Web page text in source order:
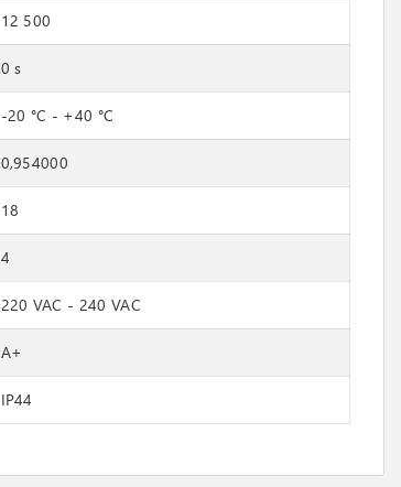
12 500
0 s
-20 °C - +40 °C
0,954000
18
4
220 VAC - 240 VAC
A+
IP44